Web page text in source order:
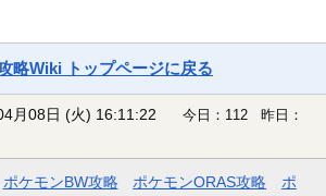
略Wiki トップページに戻る
月08日 (火) 16:11:22
今日：112 昨日：
ポケモンBW攻略 ポケモンORAS攻略 ポ